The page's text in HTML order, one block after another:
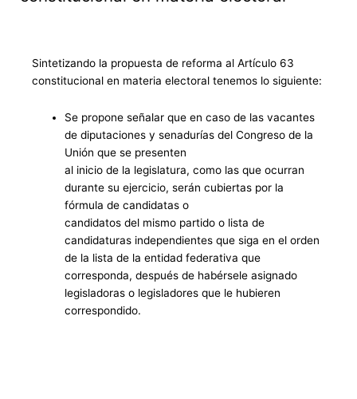
Sintetizando la propuesta de reforma al Artículo 63
constitucional en materia electoral tenemos lo siguiente:
Se propone señalar que en caso de las vacantes
de diputaciones y senadurías del Congreso de la
Unión que se presenten
al inicio de la legislatura, como las que ocurran
durante su ejercicio, serán cubiertas por la
fórmula de candidatas o
candidatos del mismo partido o lista de
candidaturas independientes que siga en el orden
de la lista de la entidad federativa que
corresponda, después de habérsele asignado
legisladoras o legisladores que le hubieren
correspondido.